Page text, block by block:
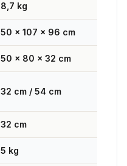
8,7 kg
50 × 107 × 96 cm
50 × 80 × 32 cm
32 cm / 54 cm
32 cm
5 kg